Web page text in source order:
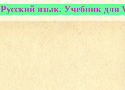
Русский язык. Учебник